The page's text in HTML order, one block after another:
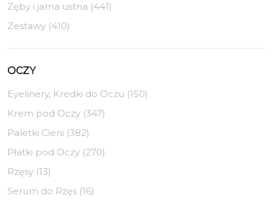
Zęby i jama ustna (441)
Zestawy (410)
OCZY
Eyelinery, Kredki do Oczu (150)
Krem pod Oczy (347)
Paletki Cieni (382)
Płatki pod Oczy (270)
Rzęsy (13)
Serum do Rzęs (16)